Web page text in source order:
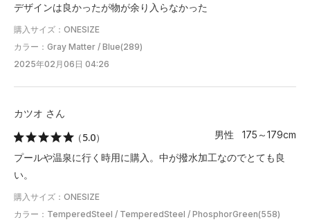
デザインは良かったが物が余り入らなかった
購入サイズ：ONESIZE
カラー：Gray Matter / Blue(289)
2025年02月06日 04:26
カツオ さん
（5.0）
男性 175～179cm
プールや温泉に行く時用に購入。中が撥水加工なのでとても良
い。
購入サイズ：ONESIZE
カラー：TemperedSteel / TemperedSteel / PhosphorGreen(558)